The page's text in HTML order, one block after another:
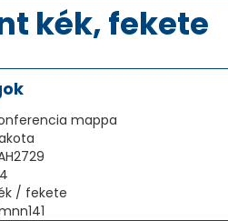
kék, fekete
mappa
/ fekete